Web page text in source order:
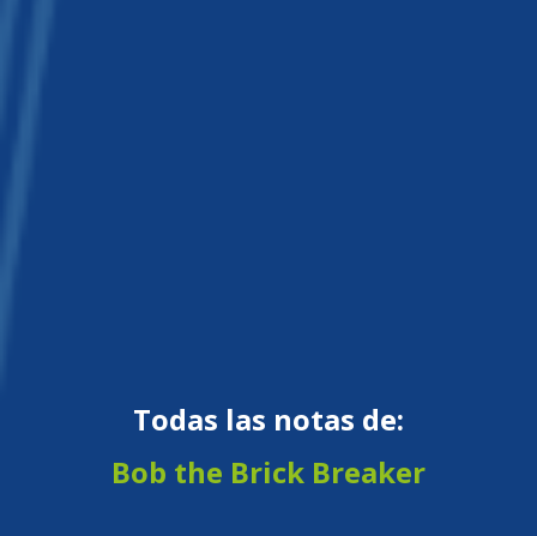
Todas las notas de:
Bob the Brick Breaker